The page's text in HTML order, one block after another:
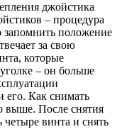
джойстика
– процедура
запомнить положение
за свою
которые
– он больше
его. Как снимать
выше. После снятия
четыре винта и снять